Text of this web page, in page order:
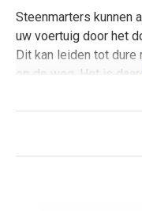
Steenmarters kunnen
uw voertuig door het
Dit kan leiden tot
op de weg. Het is
Bij Audio4cars bieden
om marters op een